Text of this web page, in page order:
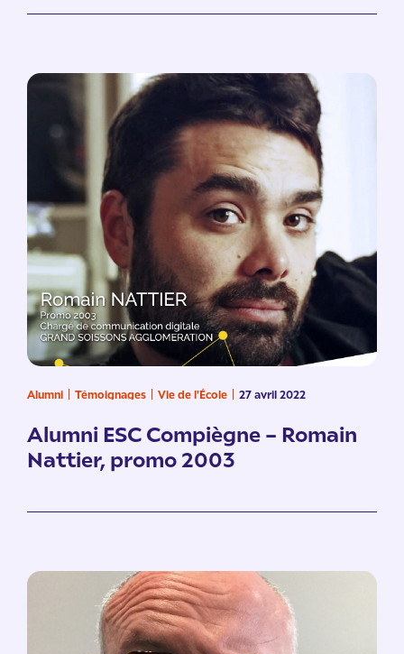
Alumni Témoignages Vie de l'École 27 avril 2022
Alumni ESC Compiègne – Romain
Nattier, promo 2003